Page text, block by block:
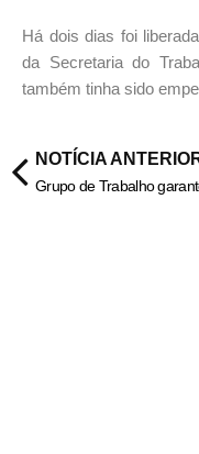
Há dois dias foi
da Secretaria do
também tinha sido
NOTÍCIA